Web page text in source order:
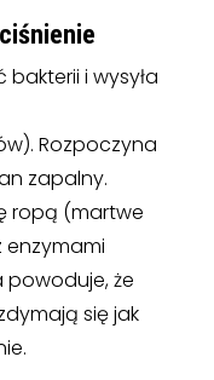
i wysyła
Rozpoczyna
zapalny.
ropą (martwe
enzymami
powoduje, że
się jak